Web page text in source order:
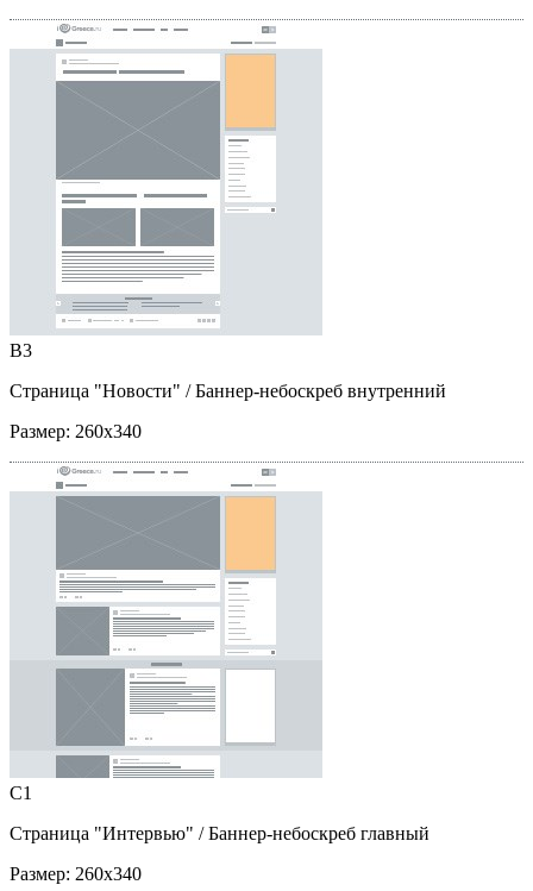
B3
Страница "Новости" / Баннер-небоскреб внутренний
Размер: 260x340
C1
Страница "Интервью" / Баннер-небоскреб главный
Размер: 260x340